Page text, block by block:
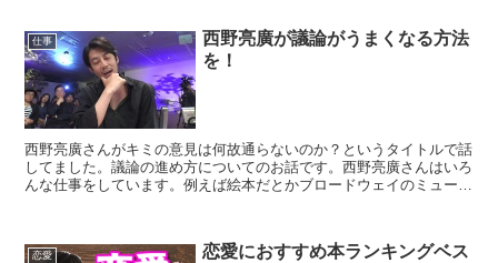
仕事
西野亮廣が議論がうまくなる方法
を！
西野亮廣さんがキミの意見は何故通らないのか？というタイトルで話
してました。議論の進め方についてのお話です。西野亮廣さんはいろ
んな仕事をしています。例えば絵本だとかブロードウェイのミュージ
恋愛
恋愛におすすめ本ランキングベス